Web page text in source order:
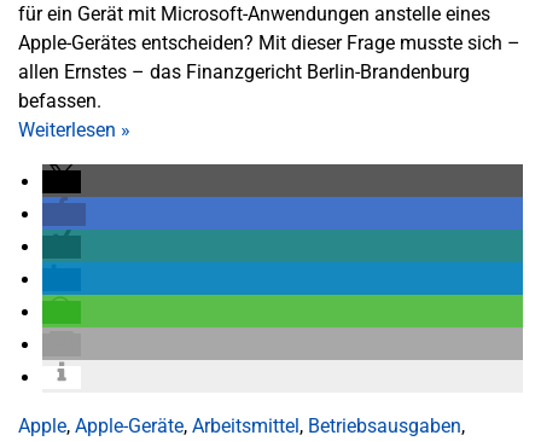
für ein Gerät mit Microsoft-Anwendungen anstelle eines
Apple-Gerätes entscheiden? Mit dieser Frage musste sich –
allen Ernstes – das Finanzgericht Berlin-Brandenburg
befassen.
Weiterlesen »
Apple, Apple-Geräte, Arbeitsmittel, Betriebsausgaben,